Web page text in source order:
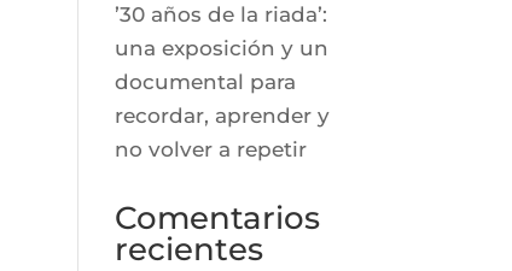
’30 años de la riada’:
una exposición y un
documental para
recordar, aprender y
no volver a repetir
Comentarios
recientes